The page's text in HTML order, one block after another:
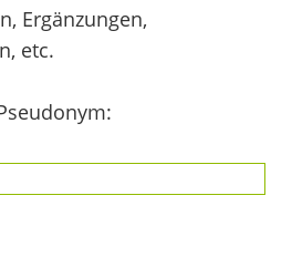
Ergänzungen,
etc.